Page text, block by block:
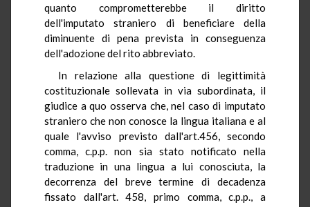
quanto comprometterebbe il diritto
dell'imputato straniero di beneficiare della
diminuente di pena prevista in conseguenza
dell'adozione del rito abbreviato.
In relazione alla questione di legittimità
costituzionale sollevata in via subordinata, il
giudice a quo osserva che, nel caso di imputato
straniero che non conosce la lingua italiana e al
quale l'avviso previsto dall'art.456, secondo
comma, c.p.p. non sia stato notificato nella
traduzione in una lingua a lui conosciuta, la
decorrenza del breve termine di decadenza
fissato dall'art. 458, primo comma, c.p.p., a